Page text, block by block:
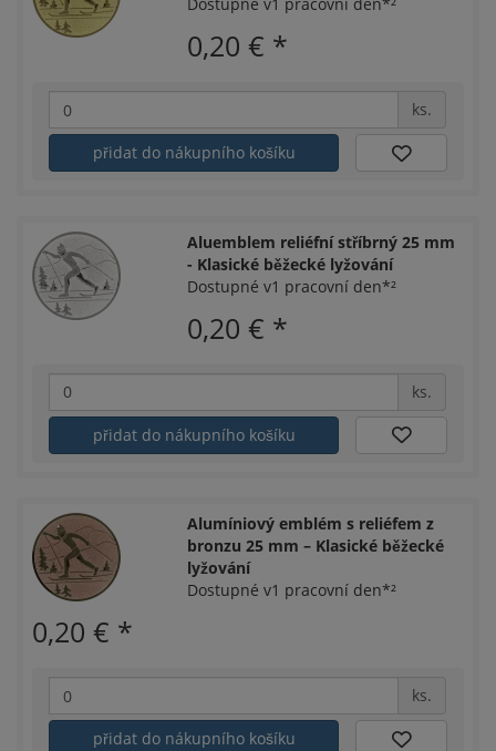
0,20 € *
ks.
přidat do nákupního košíku
Aluemblem reliéfní stříbrný 25 mm
- Klasické běžecké lyžování
Dostupné v1 pracovní den*²
0,20 € *
ks.
přidat do nákupního košíku
Alumíniový emblém s reliéfem z
bronzu 25 mm – Klasické běžecké
lyžování
Dostupné v1 pracovní den*²
0,20 € *
ks.
přidat do nákupního košíku